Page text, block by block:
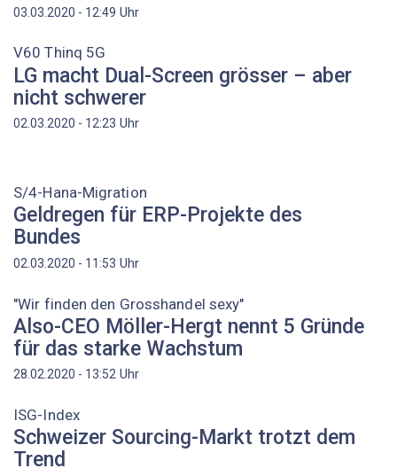
03.03.2020 - 12:49 Uhr
V60 Thinq 5G
LG macht Dual-Screen grösser – aber
nicht schwerer
02.03.2020 - 12:23 Uhr
S/4-Hana-Migration
Geldregen für ERP-Projekte des
Bundes
02.03.2020 - 11:53 Uhr
"Wir finden den Grosshandel sexy"
Also-CEO Möller-Hergt nennt 5 Gründe
für das starke Wachstum
28.02.2020 - 13:52 Uhr
ISG-Index
Schweizer Sourcing-Markt trotzt dem
Trend